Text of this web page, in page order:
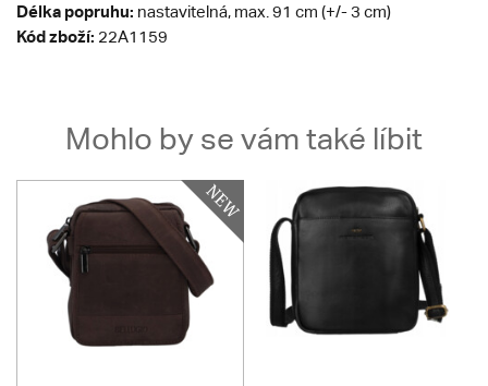
Délka popruhu: nastavitelná, max. 91 cm (+/- 3 cm)
Kód zboží: 22A1159
Mohlo by se vám také líbit